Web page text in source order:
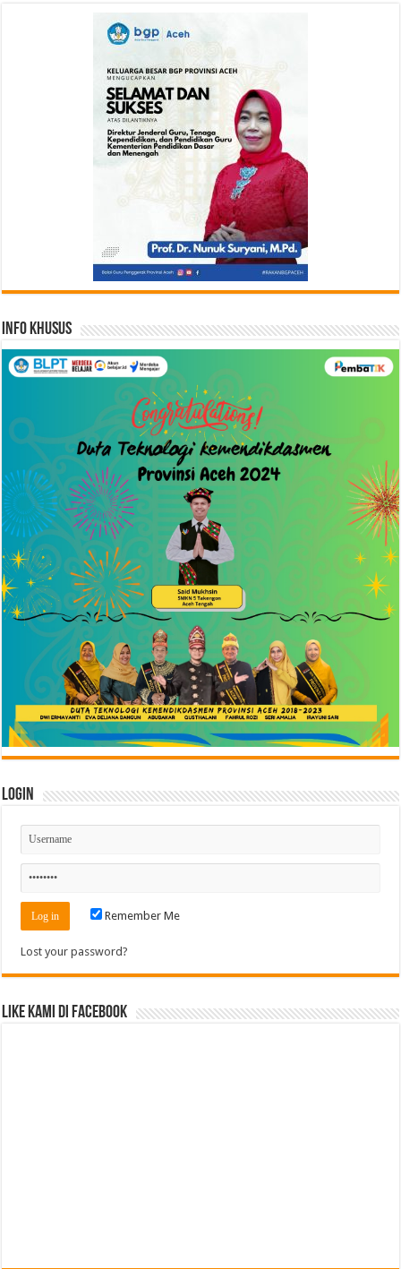
Info Khusus
Login
Remember Me
Lost your password?
Like Kami di Facebook